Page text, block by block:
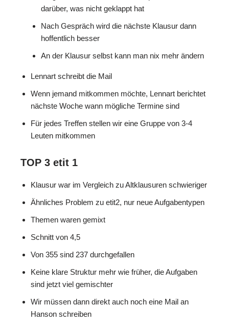
darüber, was nicht geklappt hat
Nach Gespräch wird die nächste Klausur dann
hoffentlich besser
An der Klausur selbst kann man nix mehr ändern
Lennart schreibt die Mail
Wenn jemand mitkommen möchte, Lennart berichtet
nächste Woche wann mögliche Termine sind
Für jedes Treffen stellen wir eine Gruppe von 3-4
Leuten mitkommen
TOP 3 etit 1
Klausur war im Vergleich zu Altklausuren schwieriger
Ähnliches Problem zu etit2, nur neue Aufgabentypen
Themen waren gemixt
Schnitt von 4,5
Von 355 sind 237 durchgefallen
Keine klare Struktur mehr wie früher, die Aufgaben
sind jetzt viel gemischter
Wir müssen dann direkt auch noch eine Mail an
Hanson schreiben